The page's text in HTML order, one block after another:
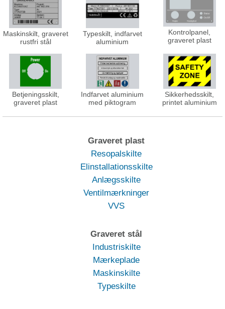
Maskinskilt, graveret
rustfri stål
Typeskilt, indfarvet
aluminium
Kontrolpanel,
graveret plast
Betjeningsskilt,
graveret plast
Indfarvet aluminium
med piktogram
Sikkerhedsskilt,
printet aluminium
Graveret plast
Resopalskilte
Elinstallationsskilte
Anlægsskilte
Ventilmærkninger
VVS
Graveret stål
Industriskilte
Mærkeplade
Maskinskilte
Typeskilte